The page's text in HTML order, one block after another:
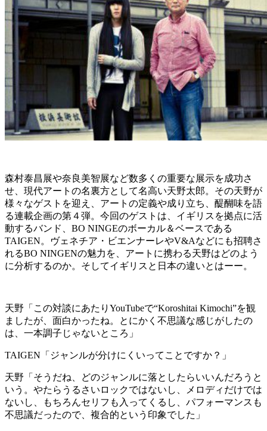
森村泰昌展や奈良美智展など数多くの重要な展示を成功さ
せ、現代アートの名裏方として名高い天野太郎。その天野が
様々なゲストを迎え、アートの定義や成り立ち、醍醐味を語
る連載企画の第４弾。今回のゲストは、イギリスを拠点に活
動するバンド、BO NINGEのボーカル＆ベースである
TAIGEN。ヴェネチア・ビエンナーレやV&Aなどにも招聘さ
れるBO NINGENの魅力を、アートに携わる天野はどのよう
に分析するのか。そしてイギリスと日本の違いとはーー。
天野 「この対談にあたりYouTubeで“Koroshitai Kimochi”を観
ましたが、面白かったね。とにかく不思議な感じがしたの
は、一本調子じゃないところ」
TAIGEN 「ジャンルが分けにくいってことですか？」
天野 「そうだね、どのジャンルに落としたらいいんだろうと
いう。やたらうるさいロックではないし、メロディだけでは
ないし、もちろんセリフも入ってくるし、パフォーマンスも
不思議だったので、複合的という印象でした」